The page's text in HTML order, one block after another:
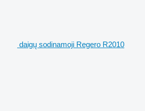
daigų sodinamoji Regero R2010